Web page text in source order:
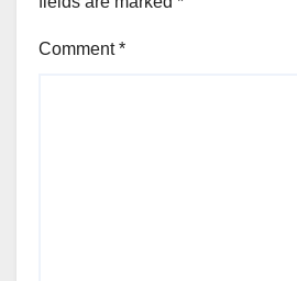
Comment*